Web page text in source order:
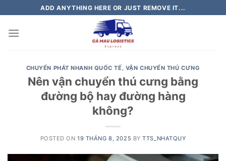
to
content
ADD ANYTHING HERE OR JUST REMOVE IT...
CHUYỂN PHÁT NHANH QUỐC TẾ, VẬN CHUYỂN THÚ CƯNG
Nên vận chuyển thú cưng bằng
đường bộ hay đường hàng
không?
POSTED ON19 THÁNG 8, 2025 BYTTS_NHATQUY